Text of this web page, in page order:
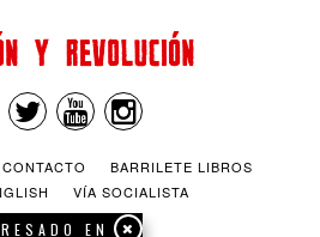
CONTACTO
BARRILETE LIBROS
VÍA SOCIALISTA
EN